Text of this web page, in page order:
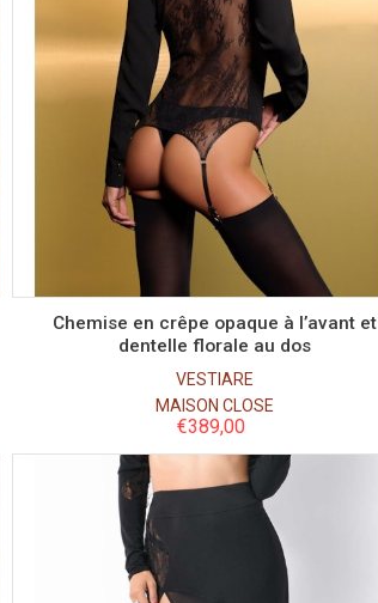
Couleur
Taille
M
Chemise en crêpe opaque à l’avant et
dentelle florale au dos
VESTIARE
MAISON CLOSE
€389,00